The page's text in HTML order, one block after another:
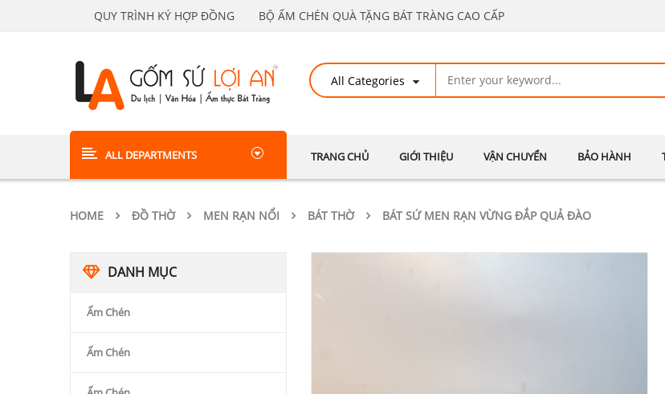
QUY TRÌNH KÝ HỢP ĐỒNG BỘ ẤM CHÉN QUÀ TẶNG BÁT TRÀNG CAO CẤP
ALL DEPARTMENTS TRANG CHỦ GIỚI THIỆU VẬN CHUYỂN BẢO HÀNH
HOME ĐỒ THỜ MEN RẠN NỔI BÁT THỜ BÁT SỨ MEN RẠN VỪNG ĐẮP QUẢ ĐÀO
DANH MỤC
Ấm Chén
Ấm Chén